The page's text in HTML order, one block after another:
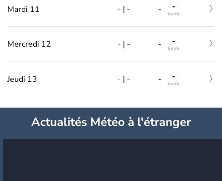
Mardi 11 - | - - -
km/h
Mercredi 12 - | - - -
km/h
Jeudi 13 - | - - -
km/h
Actualités Météo à l'étranger